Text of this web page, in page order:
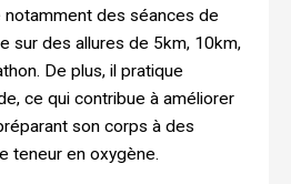
des séances de
sur des allures de 5km, 10km,
De plus, il pratique
ce qui contribue à améliorer
son corps à des
teneur en oxygène.